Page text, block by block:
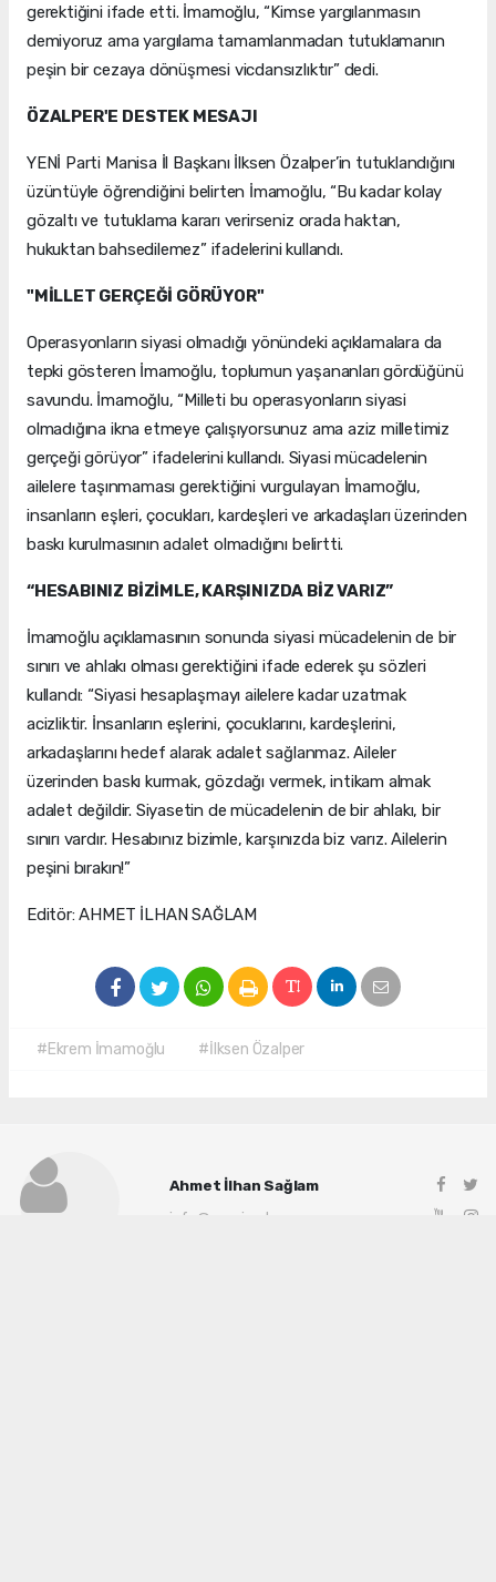
gerektiğini ifade etti. İmamoğlu, “Kimse yargılanmasın
demiyoruz ama yargılama tamamlanmadan tutuklamanın
peşin bir cezaya dönüşmesi vicdansızlıktır” dedi.
ÖZALPER'E DESTEK MESAJI
YENİ Parti Manisa İl Başkanı İlksen Özalper’in tutuklandığını
üzüntüyle öğrendiğini belirten İmamoğlu, “Bu kadar kolay
gözaltı ve tutuklama kararı verirseniz orada haktan,
hukuktan bahsedilemez” ifadelerini kullandı.
"MİLLET GERÇEĞİ GÖRÜYOR"
Operasyonların siyasi olmadığı yönündeki açıklamalara da
tepki gösteren İmamoğlu, toplumun yaşananları gördüğünü
savundu. İmamoğlu, “Milleti bu operasyonların siyasi
olmadığına ikna etmeye çalışıyorsunuz ama aziz milletimiz
gerçeği görüyor” ifadelerini kullandı. Siyasi mücadelenin
ailelere taşınmaması gerektiğini vurgulayan İmamoğlu,
insanların eşleri, çocukları, kardeşleri ve arkadaşları üzerinden
baskı kurulmasının adalet olmadığını belirtti.
“HESABINIZ BİZİMLE, KARŞINIZDA BİZ VARIZ”
İmamoğlu açıklamasının sonunda siyasi mücadelenin de bir
sınırı ve ahlakı olması gerektiğini ifade ederek şu sözleri
kullandı: “Siyasi hesaplaşmayı ailelere kadar uzatmak
acizliktir. İnsanların eşlerini, çocuklarını, kardeşlerini,
arkadaşlarını hedef alarak adalet sağlanmaz. Aileler
üzerinden baskı kurmak, gözdağı vermek, intikam almak
adalet değildir. Siyasetin de mücadelenin de bir ahlakı, bir
sınırı vardır. Hesabınız bizimle, karşınızda biz varız. Ailelerin
peşini bırakın!”
Editör: AHMET İLHAN SAĞLAM
#Ekrem İmamoğlu #İlksen Özalper
Ahmet İlhan Sağlam
info@manisadenge.com